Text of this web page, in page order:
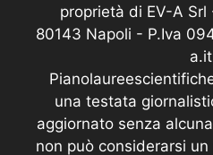
proprietà di EV-A
80143 Napoli - P.Iva
a.it
una testata
aggiornato senza
non può considerarsi